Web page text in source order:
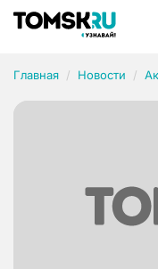
Главная Новости